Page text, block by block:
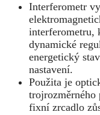
Interferometr
interferometru,
dynamické
energetický
nastavení.
Použita je
trojrozměrného
fixní zrcadlo